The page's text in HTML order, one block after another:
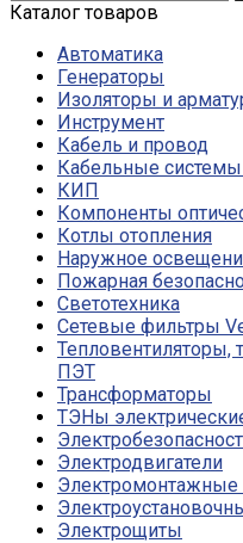
Каталог товаров
Автоматика
Генераторы
Изоляторы и
Инструмент
Кабель и провод
Кабельные
КИП
Компоненты
Котлы отопления
Наружное
Пожарная
Светотехника
Сетевые фильтры
Тепловентиляторы,
ПЭТ
Трансформаторы
ТЭНы
Электродвигатели
Электромонтажные
Электрощиты